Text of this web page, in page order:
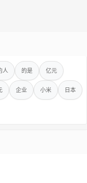
人 的是 亿元
企业 小米 日本